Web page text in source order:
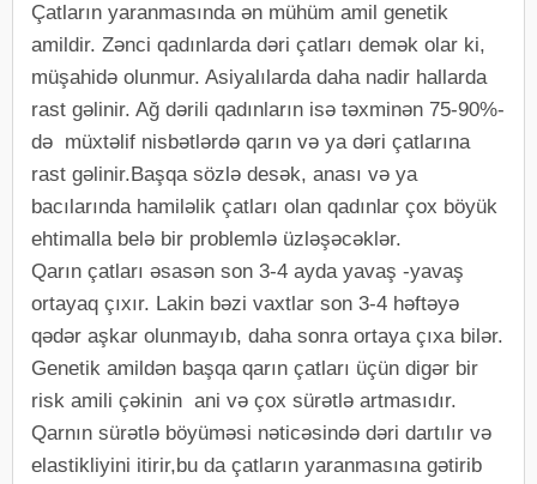
Çatların yaranmasında ən mühüm amil genetik
amildir. Zənci qadınlarda dəri çatları demək olar ki,
müşahidə olunmur. Asiyalılarda daha nadir hallarda
rast gəlinir. Ağ dərili qadınların isə təxminən 75-90%-
də müxtəlif nisbətlərdə qarın və ya dəri çatlarına
rast gəlinir.Başqa sözlə desək, anası və ya
bacılarında hamiləlik çatları olan qadınlar çox böyük
ehtimalla belə bir problemlə üzləşəcəklər.
Qarın çatları əsasən son 3-4 ayda yavaş -yavaş
ortayaq çıxır. Lakin bəzi vaxtlar son 3-4 həftəyə
qədər aşkar olunmayıb, daha sonra ortaya çıxa bilər.
Genetik amildən başqa qarın çatları üçün digər bir
risk amili çəkinin ani və çox sürətlə artmasıdır.
Qarnın sürətlə böyüməsi nəticəsində dəri dartılır və
elastikliyini itirir,bu da çatların yaranmasına gətirib